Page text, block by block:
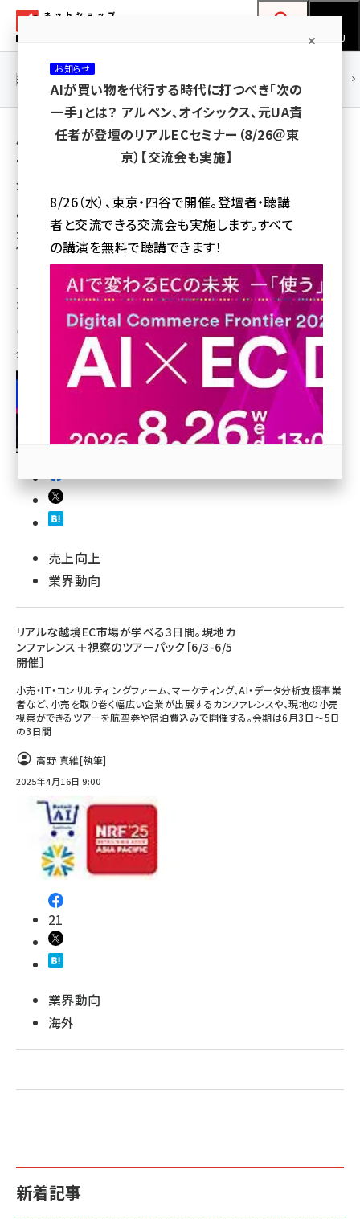
ン
ネットショップ担当者フォーラム
MENU
yahoo (1900)
楽天 (1871)
アスクル (1119)
base (1071)
ビィ・フォアード (773)
revico (739)
連載・特集 |
用語「カンファレンス」 が使われている記事の
一覧
全 2 記事中 1 ～ 2 を表示中
“韓国コスメ”で成長めざすeBayの「Qoo10」
が掲げた2025年度の経営方針とは？ 企業価
値1000億円20社、100億円100社を育成
「Qoo10」運営のeBay Japanは「K-Beauty企業」の企業価値と育成につい
て方針を公表。1000億円企業20社、100億円企業100社を育成すると表明し
た。
2025年3月14日 11:00
売上向上
業界動向
リアルな越境EC市場が学べる3日間。現地カ
ンファレンス＋視察のツアーパック［6/3-6/5
開催］
小売・IT・コンサルティ ングファーム、マーケティング、AI・データ分析支援事業
者など、小売を取り巻く幅広い企業が出展するカンファレンスや、現地の小売
視察ができるツアーを航空券や宿泊費込みで開催する。会期は6月3日～5日
の3日間
高野 真維[執筆]
2025年4月16日 9:00
21
業界動向
海外
新着記事
お知らせ
AIが買い物を代行する時代に打つべき「次の
一手」とは？ アルペン、オイシックス、元UA責
任者が登壇のリアルECセミナー（8/26＠東
京）【交流会も実施】
8/26（水）、東京・四谷で開催。登壇者・聴講
者と交流できる交流会も実施します。すべて
の講演を無料で聴講できます！